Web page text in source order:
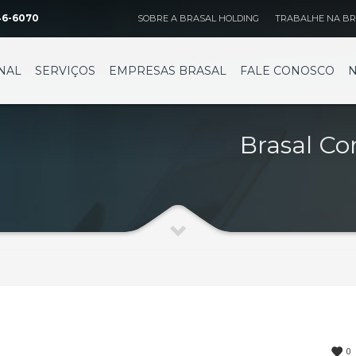
INCORPORAÇÕES
2 Lote 630
Quadra 248 Nº 61 Lote 22
3414-8989
BRASAL VEÍCULOS
SIA
QNN 30 Área Especial F
Pistão Sul CSG 9
Fone: (61) 3030-6666
6070 SOBRE A BRASAL HOLDING TRABALHE NA
SERVIÇOS EMPRESAS BRASAL FALE CONOSCO
Brasal
0